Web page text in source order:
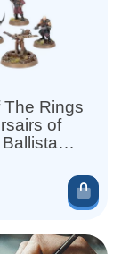
The Rings
of